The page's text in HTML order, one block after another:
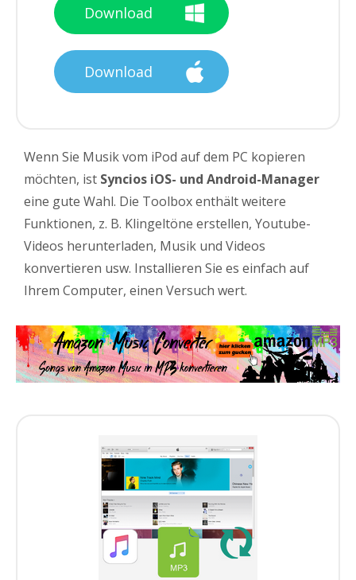
Download
Download
Wenn Sie Musik vom iPod auf dem PC kopieren
möchten, ist Syncios iOS- und Android-Manager
eine gute Wahl. Die Toolbox enthält weitere
Funktionen, z. B. Klingeltöne erstellen, Youtube-
Videos herunterladen, Musik und Videos
konvertieren usw. Installieren Sie es einfach auf
Ihrem Computer, einen Versuch wert.